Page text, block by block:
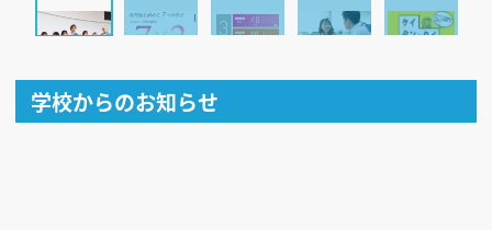
学校からのお知らせ